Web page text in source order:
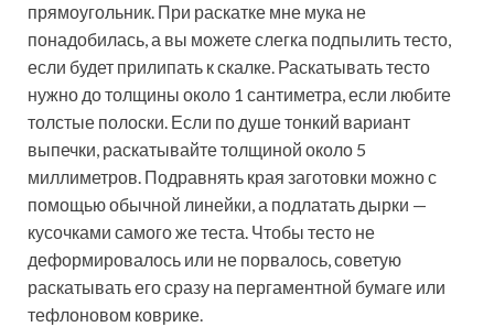
прямоугольник. При раскатке мне мука не
понадобилась, а вы можете слегка подпылить тесто,
если будет прилипать к скалке. Раскатывать тесто
нужно до толщины около 1 сантиметра, если любите
толстые полоски. Если по душе тонкий вариант
выпечки, раскатывайте толщиной около 5
миллиметров. Подравнять края заготовки можно с
помощью обычной линейки, а подлатать дырки —
кусочками самого же теста. Чтобы тесто не
деформировалось или не порвалось, советую
раскатывать его сразу на пергаментной бумаге или
тефлоновом коврике.